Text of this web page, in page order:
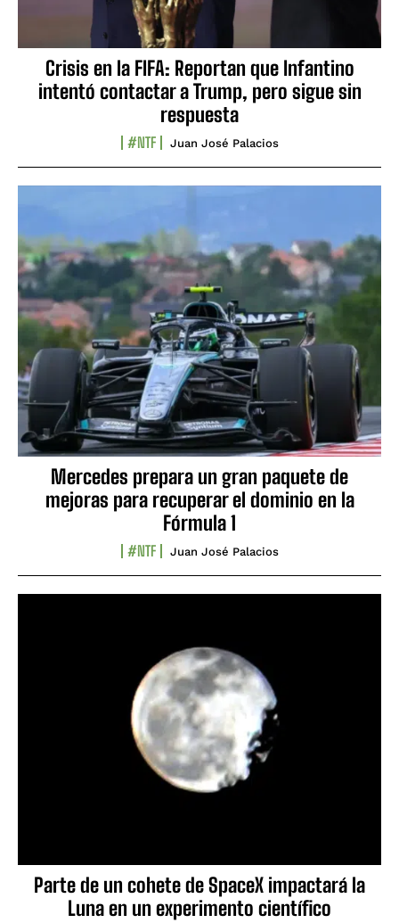
Crisis en la FIFA: Reportan que Infantino
intentó contactar a Trump, pero sigue sin
respuesta
#NTF Juan José Palacios
Mercedes prepara un gran paquete de
mejoras para recuperar el dominio en la
Fórmula 1
#NTF Juan José Palacios
Parte de un cohete de SpaceX impactará la
Luna en un experimento científico